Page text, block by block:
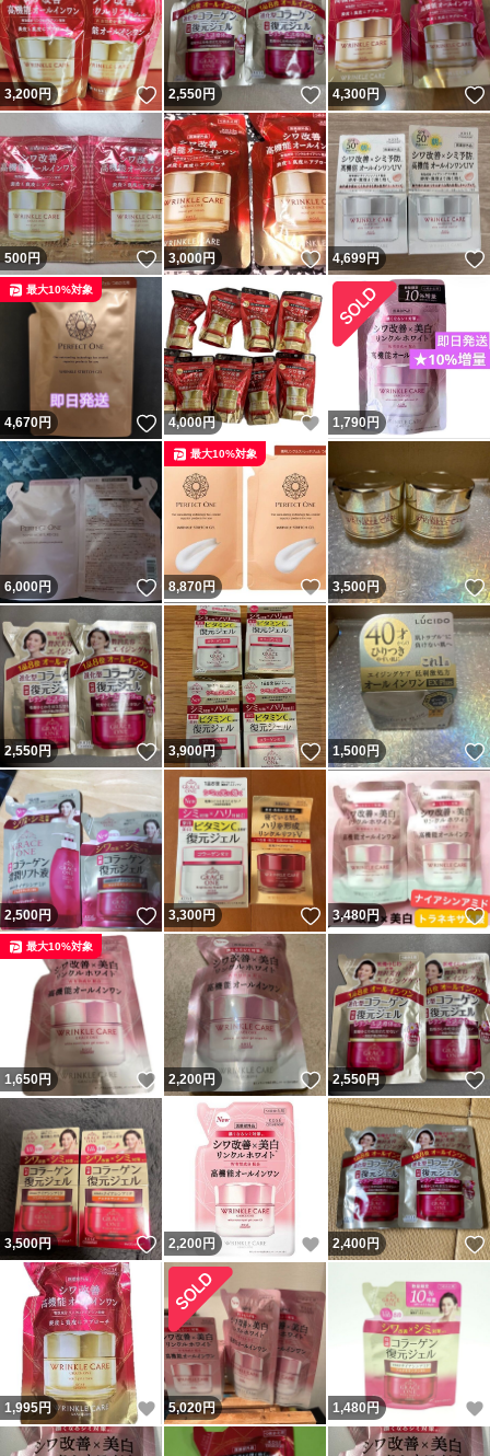
尚、お値段、送料に関して精一杯努力しておりますがあま
りにも無理な相談をされる方がおります。その際は申し訳
ないのですがブラックリストにて対応いたします。
緩衝材、梱包材等は再利用品などを利用します。ご了承下
さい。
落札者様からの発送サイズのご指定・配送業者のご指定は
承っておりません。
おてがる配送につきましては追跡番号がすぐに反映されな
いこともございます。予めご了承ください。
おてがる配送の商品につきましては厚みの関係で梱包材無
しや圧縮して発送することがございます。また、同梱包が
出来ない場合もございます。予めご了承ください。
発送は予定などがない場合は基本当日午後、または翌日
（当日夜間発送ですと引き渡しが翌日午後になります）で
すので、入金確認後最短で当日又は翌日となります。（年
末年始、所用や、都合により当日発送できない場合も御座
います。自己紹介欄を更新しておりますのでご確認くださ
い）。
「衛生用品、１８禁商品」に関しましては中身が見えない
ように発送いたしますのでご安心下さいませ。
（品名などもわからないようにお送りいたします。）（品
名は衛生用品としてお送りいたします。ご希望が御座いま
したら、お支払いの前にご連絡お願いいたします）衛生用
品に関しましては商品の性質上評価は行っておりませんの
でもしご必要でしたらご連絡お願い致します。
お客様都合による（住所違いなど）返送などの再発送は
「ヤマト運輸着払い」のみとします。予めご了承ください
ヤマト便、らくらく家財宅急便（宅急便以外）に関しまし
ては時間指定が不可となっております。予めご了承くださ
い。
時期などにより災害、大雨（雪）などで配達が遅延する場
合が御座います。
転売行為など防止の為、ヤフオクにご登録のご住所以外の
発送は致しません。
置き配につきましては、システム上当初可能となっており
ます。不可の場合はお知らせください。一度発送コード入
力いたしますと変更は出来ませんのでお早めにお願いいた
します。
災害などで配送に時間が掛かる地域などございます。詳し
くは ヤマト運輸HP クリックすると表示されます。 郵便
局ＨＰクリックすると表示されます。
3,200円 いいね！
2,550円 いいね！
4,300円
500円 いいね！
3,000円 いいね！
4,699円
4,670円 いいね！
最大10%対象
4,000円 いいね！
1,790 円
6,000円 いいね！
8,870円 いいね！
最大10%対象
3,500円
2,550円 いいね！
3,900円 いいね！
1,500円
2,500円 いいね！
3,300円 いいね！
3,480円
1,650円 いいね！
最大10%対象
2,200円 いいね！
2,550円
3,500円 いいね！
2,200 円 いいね！
2,400円
1,995円 いいね！
5,020円 1,480 円